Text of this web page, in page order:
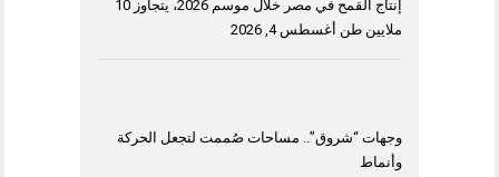
إنتاج القمح في مصر خلال موسم 2026، يتجاوز 10
ملايين طن أغسطس 4, 2026
وجهات “شروق”.. مساحات صُممت لتجعل الحركة
وأنماط